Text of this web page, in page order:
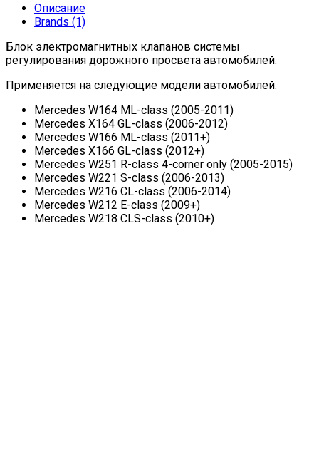
Описание
Brands (1)
Блок электромагнитных клапанов системы
регулирования дорожного просвета автомобилей.
Применяется на следующие модели автомобилей:
Mercedes W164 ML-class (2005-2011)
Mercedes X164 GL-class (2006-2012)
Mercedes W166 ML-class (2011+)
Mercedes X166 GL-class (2012+)
Mercedes W251 R-class 4-corner only (2005-2015)
Mercedes W221 S-class (2006-2013)
Mercedes W216 CL-class (2006-2014)
Mercedes W212 E-class (2009+)
Mercedes W218 CLS-class (2010+)